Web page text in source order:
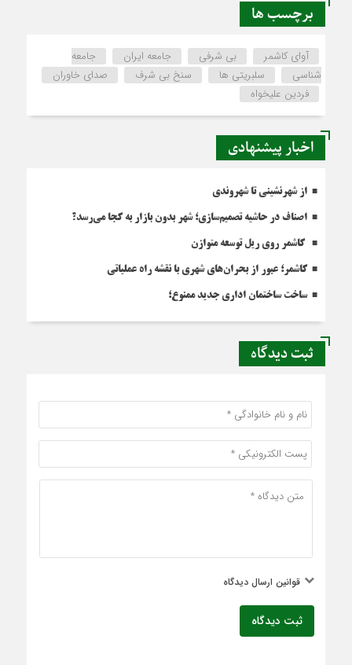
برچسب ها
آوای کاشمر بی شرفی جامعه ایران
جامعه
شناسی
سلبریتی ها سنخ بی شرف
صدای خاوران
فردین علیخواه
اخبار پیشنهادی
از شهرنشینی تا شهروندی
اصناف در حاشیه تصمیم‌سازی؛ شهر بدون بازار به کجا می‌رسد؟
کاشمر روی ریل توسعه متوازن
کاشمر؛ عبور از بحران‌های شهری با نقشه راه عملیاتی
ساخت ساختمان اداری جدید ممنوع؛
ثبت دیدگاه
قوانین ارسال دیدگاه
ثبت دیدگاه